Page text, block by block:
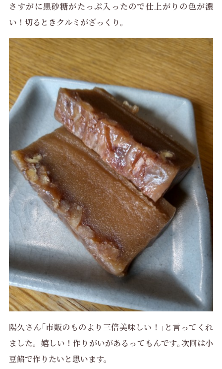
さすがに黒砂糖がたっぷ入ったので仕上がりの色が濃
い！切るときクルミがざっくり。
陽久さん｢市販のものより三倍美味しい！｣と言ってくれ
ました。嬉しい！作りがいがあるってもんです｡次回は小
豆餡で作りたいと思います。